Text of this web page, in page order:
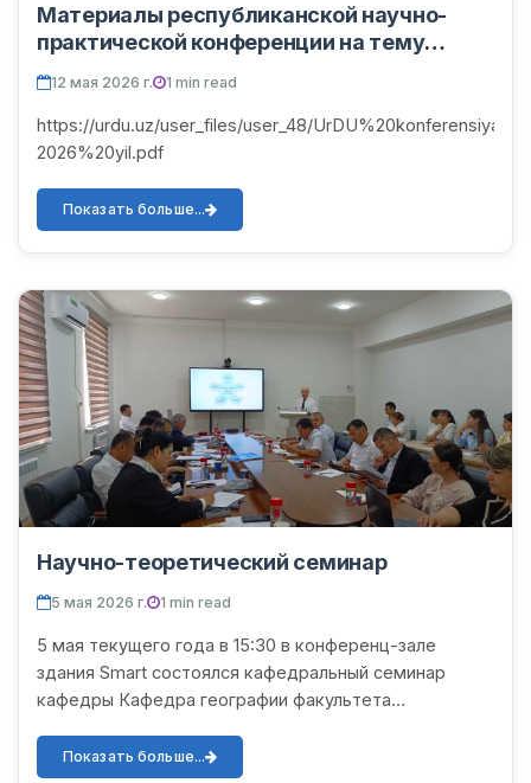
Материалы республиканской научно-
практической конференции на тему
«ПОВЫШЕНИЕ УЧЕБНОЙ МОТИВАЦИИ
СТУДЕНТОВ В УСЛОВИЯХ ЦИФРОВОЙ
ОБРАЗОВАТЕЛЬНОЙ СРЕДЫ:
ПЕДАГОГИЧЕСКИЕ ИННОВАЦИИ И
мая 2026 года)
12 мая 2026 г. 1 min read
https://urdu.uz/user_files/user_48/
2026%20yil.pdf
Показать больше...
Научно-теоретический семинар
5 мая 2026 г. 1 min read
5 мая текущего года в 15:30 в конференц-зале
здания Smart состоялся кафедральный семинар
кафедры Кафедра географии факультета
семинаре выступил независимый...
Показать больше...